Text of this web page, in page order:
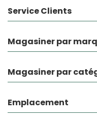
Service Clients
Magasiner par
Magasiner par
Emplacement